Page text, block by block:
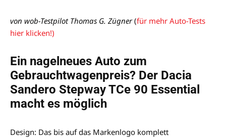
von wob-Testpilot Thomas G. Zügner(für mehr Auto-Tests
hier klicken!)
Ein nagelneues Auto zum
Gebrauchtwagenpreis? Der Dacia
Sandero Stepway TCe 90 Essential
macht es möglich
Design: Das bis auf das Markenlogo komplett